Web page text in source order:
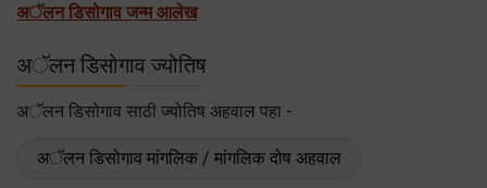
अॅलन डिसोगाव जन्म आलेख
अॅलन डिसोगाव ज्योतिष
अॅलन डिसोगाव साठी ज्योतिष अहवाल पहा -
अॅलन डिसोगाव मांगलिक / मांगलिक दोष अहवाल